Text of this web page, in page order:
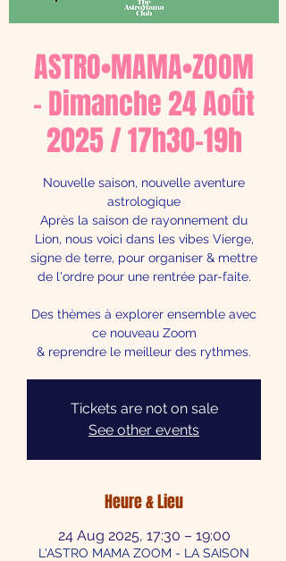
ASTRO•MAMA•ZOOM
- Dimanche 24 Août
2025 / 17h30-19h
Nouvelle saison, nouvelle aventure
astrologique
Après la saison de rayonnement du
Lion, nous voici dans les vibes Vierge,
signe de terre, pour organiser & mettre
de l'ordre pour une rentrée par-faite.
Des thèmes à explorer ensemble avec
ce nouveau Zoom
Tickets are not on sale
See other events
Heure & Lieu
24 Aug 2025, 17:30 – 19:00
L'ASTRO MAMA ZOOM - LA SAISON